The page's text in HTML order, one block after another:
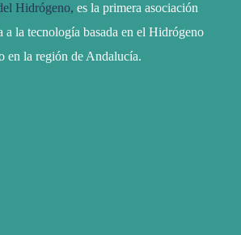
Hidrógeno, es la primera asociación
a la tecnología basada en el Hidrógeno
en la región de Andalucía.